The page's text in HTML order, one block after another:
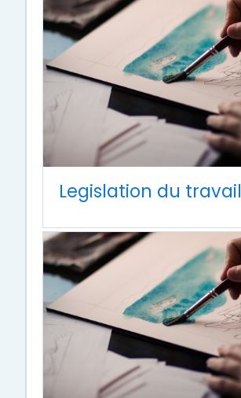
Legislation du travail